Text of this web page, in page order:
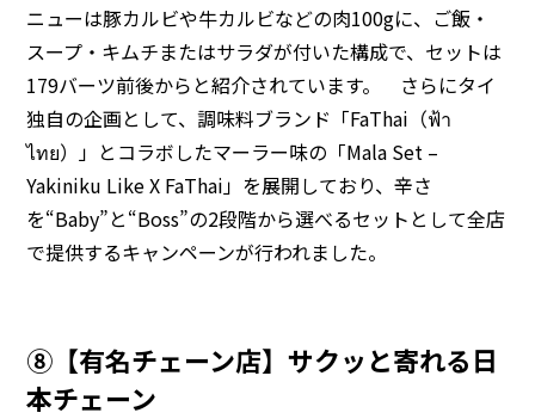
ニューは豚カルビや牛カルビなどの肉100gに、ご飯・
スープ・キムチまたはサラダが付いた構成で、セットは
179バーツ前後からと紹介されています。 さらにタイ
独自の企画として、調味料ブランド「FaThai（ฟ้า
ไทย）」とコラボしたマーラー味の「Mala Set –
Yakiniku Like X FaThai」を展開しており、辛さ
を“Baby”と“Boss”の2段階から選べるセットとして全店
で提供するキャンペーンが行われました。
⑧【有名チェーン店】サクッと寄れる日
本チェーン